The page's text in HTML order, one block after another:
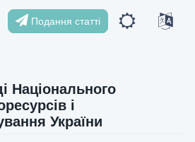
Подання статті
Національного
і
України